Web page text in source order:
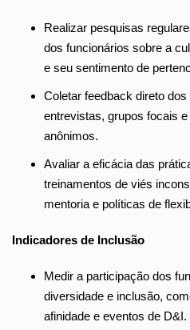
Realizar pesquisas
dos funcionários sobre a
e seu sentimento de
Coletar feedback direto
entrevistas, grupos focais
anônimos.
Avaliar a eficácia das
treinamentos de viés
mentoria e políticas de
Indicadores de Inclusão
Medir a participação dos
diversidade e inclusão,
afinidade e eventos de D&I.